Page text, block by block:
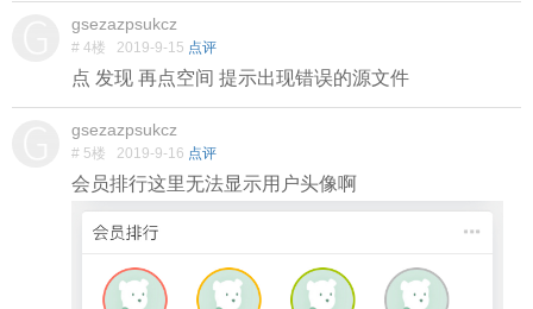
gsezazpsukcz
# 4楼 2019-9-15 点评
点 发现 再点空间 提示出现错误的源文件
gsezazpsukcz
# 5楼 2019-9-16 点评
会员排行这里无法显示用户头像啊